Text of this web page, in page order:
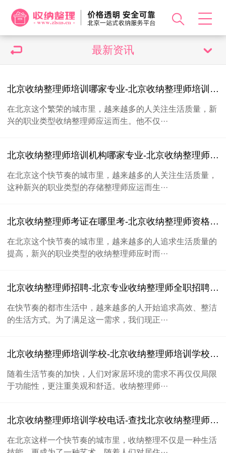
最新资讯
北京收纳整理师培训哪家专业-北京收纳整理师培训课程哪家更值得选择
在北京这个繁荣的城市里，越来越多的人关注生活质量，新
兴的职业类型收纳整理师应运而生。他不仅···
北京收纳整理师培训机构哪家专业-北京收纳整理师培训课程推荐
在北京这个快节奏的城市里，越来越多的人关注生活质量，
这种新兴的职业类型的存储整理师应运而生···
北京收纳整理师考证在哪里考-北京收纳整理师资格证考试地点详解
在北京这个快节奏的城市里，越来越多的人追求生活质量的
提高，新兴的职业类型的收纳整理师应时而···
北京收纳整理师招聘-北京专业收纳整理师全职招聘信息
在快节奏的都市生活中，越来越多的人开始追求高效、整洁
的生活方式。为了满足这一需求，我们现正···
北京收纳整理师培训学校-北京收纳整理师培训学校推荐及课程介绍
随着生活节奏的加快，人们对家居环境的需求不再仅仅局限
于功能性，更注重美观和舒适。收纳整理师···
北京收纳整理师培训学校电话-查找北京收纳整理师培训学校联系电话
在北京这样一个快节奏的城市里，收纳整理不仅是一种生活